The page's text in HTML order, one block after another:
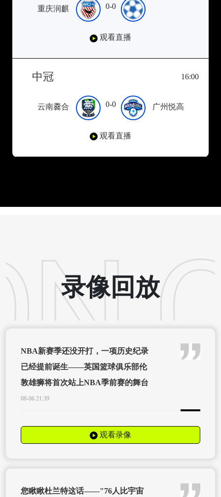
重庆润麒 0-0
观看直播
中冠 16:00
云南爨合 0-0 广州悦高
观看直播
录像回放
NBA新赛季还没开打，一项历史纪录
已经提前诞生——英国篮球俱乐部伦
敦雄狮将首次站上NBA季前赛的舞台
08-06 21:39
观看录像
您瞅瞅杜兰特这话——"76人比宇宙